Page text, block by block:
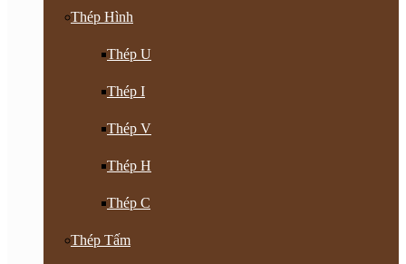
Thép Hình
Thép U
Thép I
Thép V
Thép H
Thép C
Thép Tấm